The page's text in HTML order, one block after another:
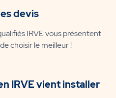
devis
IRVE vous présentent
choisir le meilleur !
IRVE vient installer